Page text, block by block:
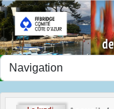
Panneau de gestion